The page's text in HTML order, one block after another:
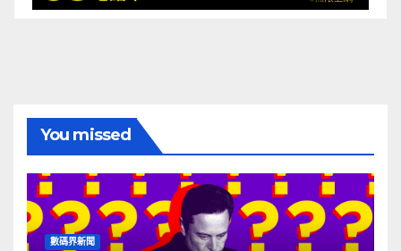
You missed
數碼界新聞